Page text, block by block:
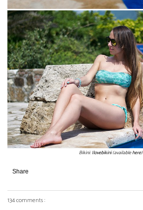
Bikini:Ilovebikini(availablehere)
Share
134 comments :